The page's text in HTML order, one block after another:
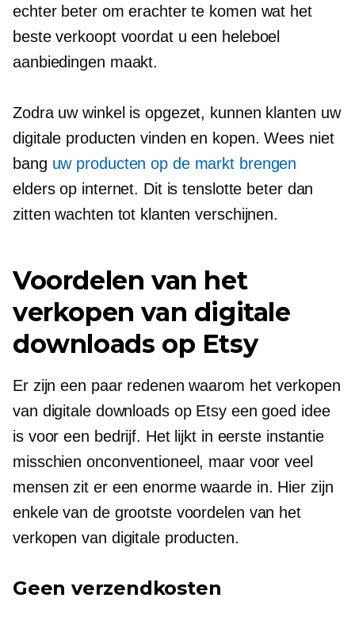
echter beter om erachter te komen wat het
beste verkoopt voordat u een heleboel
aanbiedingen maakt.
Zodra uw winkel is opgezet, kunnen klanten uw
digitale producten vinden en kopen. Wees niet
bang uw producten op de markt brengen
elders op internet. Dit is tenslotte beter dan
zitten wachten tot klanten verschijnen.
Voordelen van het
verkopen van digitale
downloads op Etsy
Er zijn een paar redenen waarom het verkopen
van digitale downloads op Etsy een goed idee
is voor een bedrijf. Het lijkt in eerste instantie
misschien onconventioneel, maar voor veel
mensen zit er een enorme waarde in. Hier zijn
enkele van de grootste voordelen van het
verkopen van digitale producten.
Geen verzendkosten